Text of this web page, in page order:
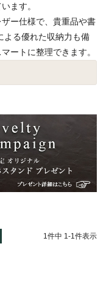
ます。
ー仕様で、貴重品や書
よる優れた収納力も備
ートに整理できます。
1 件中 1 -1 件表示